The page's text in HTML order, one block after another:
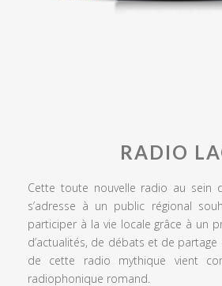
RADIO
Cette toute nouvelle radio au sein
s’adresse à un public régional
participer à la vie locale grâce à un
d’actualités, de débats et de partage
de cette radio mythique vient
radiophonique romand.